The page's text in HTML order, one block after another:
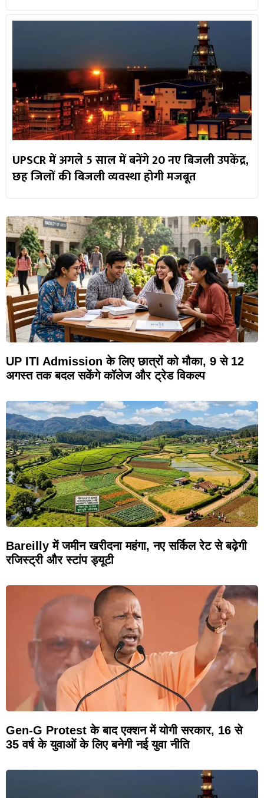
UPSCR में अगले 5 साल में बनेंगे 20 नए बिजली उपकेंद्र,
छह जिलों की बिजली व्यवस्था होगी मजबूत
UP ITI Admission के लिए छात्रों को मौका, 9 से 12
अगस्त तक बदल सकेंगे कॉलेज और ट्रेड विकल्प
Bareilly में जमीन खरीदना महंगा, नए सर्किल रेट से बढ़ेगी
रजिस्ट्री और स्टांप ड्यूटी
Gen-G Protest के बाद एक्शन में योगी सरकार, 16 से
35 वर्ष के युवाओं के लिए बनेगी नई युवा नीति